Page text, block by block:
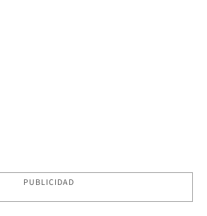
PUBLICIDAD